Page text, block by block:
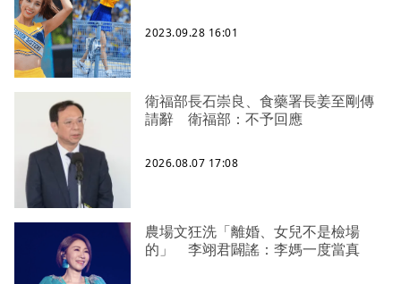
2023.09.28 16:01
衛福部長石崇良、食藥署長姜至剛傳
請辭 衛福部：不予回應
2026.08.07 17:08
農場文狂洗「離婚、女兒不是檢場
的」 李翊君闢謠：李媽一度當真